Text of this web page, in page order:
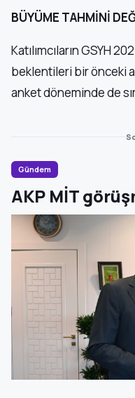
BÜYÜME TAHMİNİ
Katılımcıların GSYH
beklentileri bir önceki
anket döneminde de
Gündem
AKP MİT